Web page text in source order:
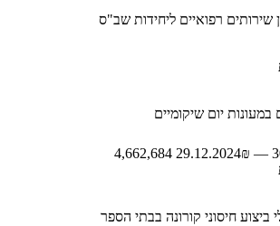
רפואיים ליחידות שב"ס
במעונות יום שיקומיים
—
29.12.2024₪ 4,662,684
ביצוע חיסוני קורונה בבתי הספר